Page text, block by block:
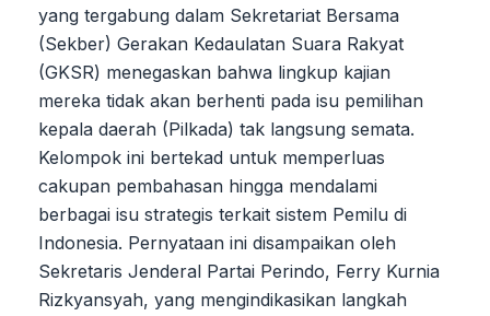
yang tergabung dalam Sekretariat Bersama
(Sekber) Gerakan Kedaulatan Suara Rakyat
(GKSR) menegaskan bahwa lingkup kajian
mereka tidak akan berhenti pada isu pemilihan
kepala daerah (Pilkada) tak langsung semata.
Kelompok ini bertekad untuk memperluas
cakupan pembahasan hingga mendalami
berbagai isu strategis terkait sistem Pemilu di
Indonesia. Pernyataan ini disampaikan oleh
Sekretaris Jenderal Partai Perindo, Ferry Kurnia
Rizkyansyah, yang mengindikasikan langkah